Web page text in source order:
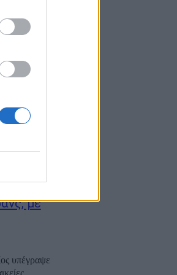
με
τρανς...
matter
Σε
Μια
με
υπέγραψε